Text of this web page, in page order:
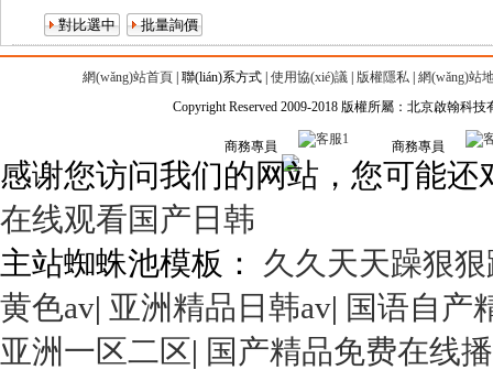
網(wǎng)站首頁 聯(lián)系方式 使用協(xié)議 版權隱私 網(wǎng)站
Copyright Reserved 2009-2018 版權所屬：北京啟翰科
商務專員 商務專員
感谢您访问我们的网站，您可能还
在线观看国产日韩
主站蜘蛛池模板： 久久天天躁狠
黄色av| 亚洲精品日韩av| 国语自产
亚洲一区二区| 国产精品免费在线